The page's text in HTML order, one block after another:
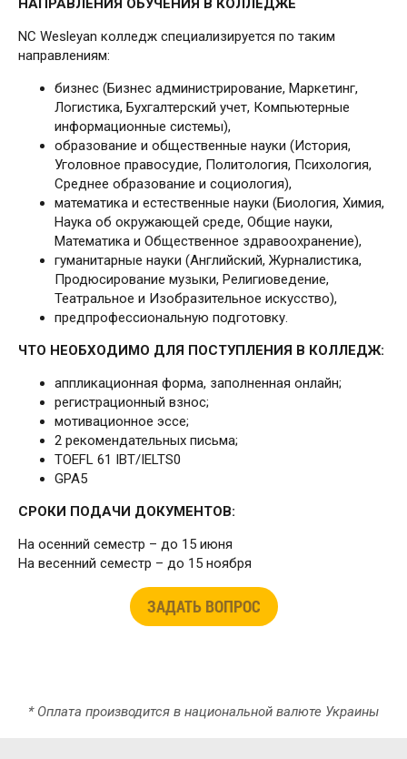
НАПРАВЛЕНИЯ ОБУЧЕНИЯ В КОЛЛЕДЖЕ
NC Wesleyan колледж специализируется по таким
направлениям:
бизнес (Бизнес администрирование, Маркетинг,
Логистика, Бухгалтерский учет, Компьютерные
информационные системы),
образование и общественные науки (История,
Уголовное правосудие, Политология, Психология,
Среднее образование и социология),
математика и естественные науки (Биология, Химия,
Наука об окружающей среде, Общие науки,
Математика и Общественное здравоохранение),
гуманитарные науки (Английский, Журналистика,
Продюсирование музыки, Религиоведение,
Театральное и Изобразительное искусство),
предпрофессиональную подготовку.
ЧТО НЕОБХОДИМО ДЛЯ ПОСТУПЛЕНИЯ В КОЛЛЕДЖ:
аппликационная форма, заполненная онлайн;
регистрационный взнос;
мотивационное эссе;
2 рекомендательных письма;
TOEFL 61 IBT/IELTS0
GPA5
СРОКИ ПОДАЧИ ДОКУМЕНТОВ:
На осенний семестр – до 15 июня
На весенний семестр – до 15 ноября
ЗАДАТЬ ВОПРОС
* Оплата производится в национальной валюте Украины